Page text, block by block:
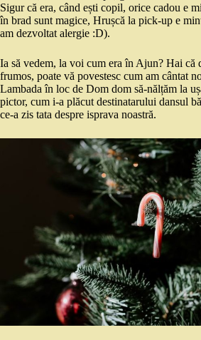
Sigur că era, când ești copil, orice cadou e
în brad sunt magice, Hrușcă la pick-up e
am dezvoltat alergie :D).
Ia să vedem, la voi cum era în Ajun? Hai că
frumos, poate vă povestesc cum am cântat
Lambada în loc de Dom dom să-nălțăm la
pictor, cum i-a plăcut destinatarului dansul
ce-a zis tata despre isprava noastră.